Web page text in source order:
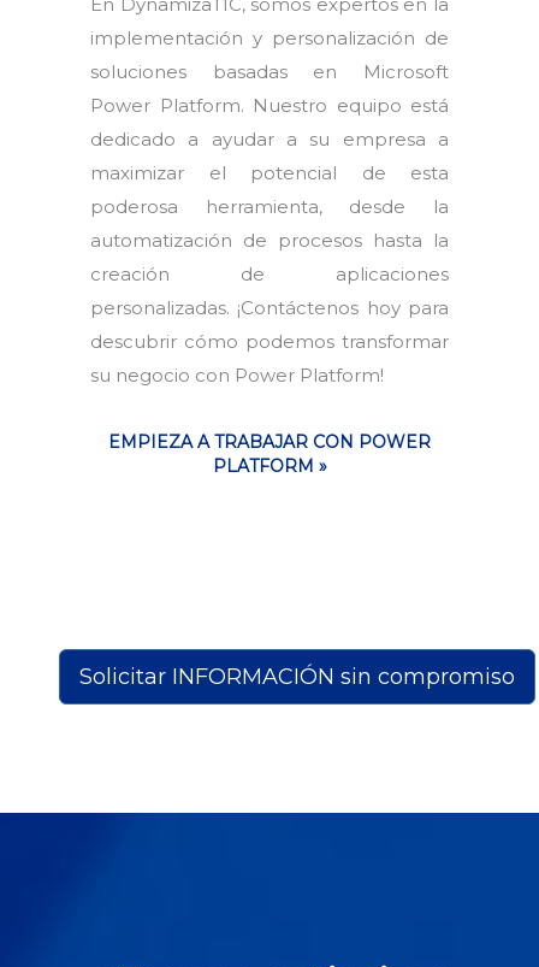
implementación y personalización de
soluciones basadas en Microsoft
Power Platform. Nuestro equipo está
dedicado a ayudar a su empresa a
maximizar el potencial de esta
poderosa herramienta, desde la
automatización de procesos hasta la
creación de aplicaciones
personalizadas. ¡Contáctenos hoy para
descubrir cómo podemos transformar
su negocio con Power Platform!
EMPIEZA A TRABAJAR CON POWER
PLATFORM »
Solicitar INFORMACIÓN sin compromiso